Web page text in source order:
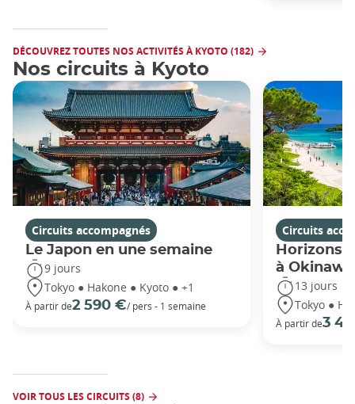
DÉCOUVREZ TOUTES NOS ACTIVITÉS À KYOTO (182)
Nos circuits à Kyoto
Circuits accompagnés
Le Japon en une semaine
9 jours
Tokyo ● Hakone ● Kyoto ● +1
À partir de2 590 €/ pers - 1 semaine
Circuits
Horizons
à Okinawa
13 jours
Tokyo ●
À partir de3
VOIR TOUS LES CIRCUITS (8)